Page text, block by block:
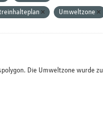
Umweltzone
Die Umweltzone wurde